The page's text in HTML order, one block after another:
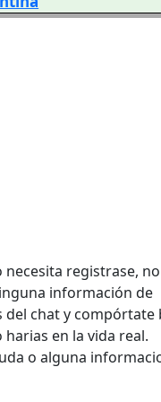
necesita registrase,
información de
del chat y compórtate
en la vida real.
o alguna